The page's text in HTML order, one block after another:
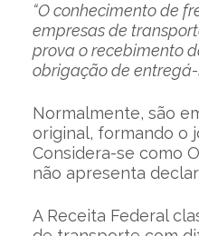
“O conhecimento de
empresas de
prova o recebimento
obrigação de entregá-
Normalmente, são
original, formando o
Considera-se como
não apresenta
A Receita Federal